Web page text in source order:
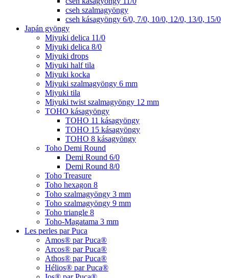
cseh szalmagyöngy
cseh kásagyöngy 6/0, 7/0, 10/0, 12/0, 13/0, 15/0
Japán gyöngy
Miyuki delica 11/0
Miyuki delica 8/0
Miyuki drops
Miyuki half tila
Miyuki kocka
Miyuki szalmagyöngy 6 mm
Miyuki tila
Miyuki twist szalmagyöngy 12 mm
TOHO kásagyöngy
TOHO 11 kásagyöngy
TOHO 15 kásagyöngy
TOHO 8 kásagyöngy
Toho Demi Round
Demi Round 6/0
Demi Round 8/0
Toho Treasure
Toho hexagon 8
Toho szalmagyöngy 3 mm
Toho szalmagyöngy 9 mm
Toho triangle 8
Toho-Magatama 3 mm
Les perles par Puca
Amos® par Puca®
Arcos® par Puca®
Athos® par Puca®
Hélios® par Puca®